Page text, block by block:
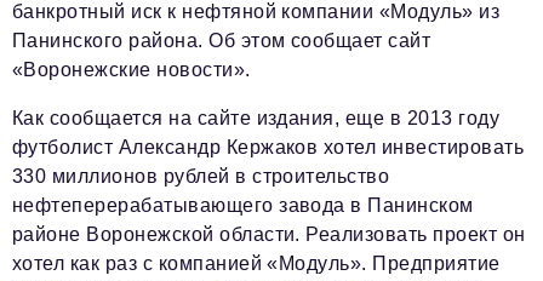
банкротный иск к нефтяной компании «Модуль» из
Панинского района. Об этом сообщает сайт
«Воронежские новости».
Как сообщается на сайте издания, еще в 2013 году
футболист Александр Кержаков хотел инвестировать
330 миллионов рублей в строительство
нефтеперерабатывающего завода в Панинском
районе Воронежской области. Реализовать проект он
хотел как раз с компанией «Модуль». Предприятие